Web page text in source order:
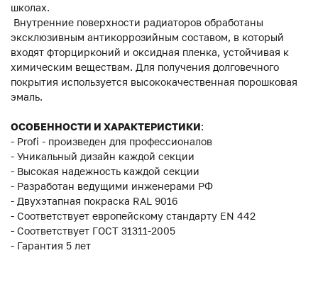
школах.
Внутренние поверхности радиаторов обработаны
эксклюзивным антикоррозийным составом, в который
входят фторцирконий и оксидная пленка, устойчивая к
химическим веществам. Для получения долговечного
покрытия используется высококачественная порошковая
эмаль.
ОСОБЕННОСТИ И ХАРАКТЕРИСТИКИ:
- Profi - произведен для профессионалов
- Уникальный дизайн каждой секции
- Высокая надежность каждой секции
- Разработан ведущими инженерами РФ
- Двухэтапная покраска RAL 9016
- Соответствует европейскому стандарту ЕN 442
- Соответствует ГОСТ 31311-2005
- Гарантия 5 лет